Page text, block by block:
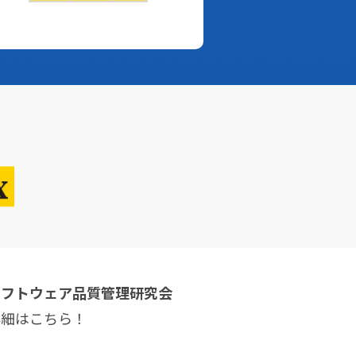
トウェア品質管理研究会
はこちら！